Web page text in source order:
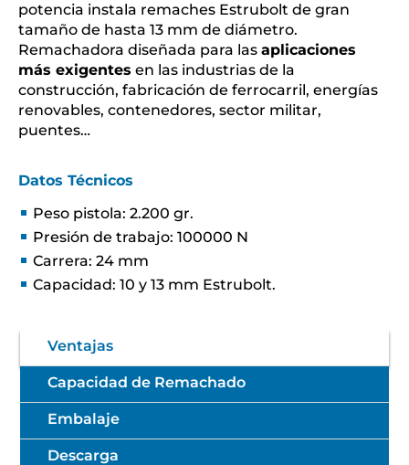
potencia instala remaches Estrubolt de gran
tamaño de hasta 13 mm de diámetro.
Remachadora diseñada para las aplicaciones
más exigentes en las industrias de la
construcción, fabricación de ferrocarril, energías
renovables, contenedores, sector militar,
puentes…
Datos Técnicos
Peso pistola: 2.200 gr.
Presión de trabajo: 100000 N
Carrera: 24 mm
Capacidad: 10 y 13 mm Estrubolt.
Ventajas
Capacidad de Remachado
Embalaje
Descarga